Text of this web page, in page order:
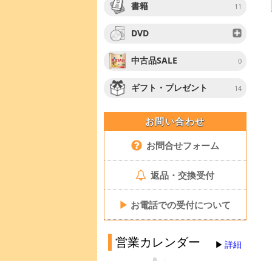
書籍 11
DVD
中古品SALE 0
ギフト・プレゼント 14
お問い合わせ
お問合せフォーム
返品・交換受付
▶ お電話での受付について
営業カレンダー 詳細